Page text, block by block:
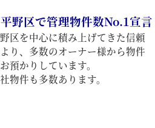
野区で管理物件数No.1宣言
区を中心に積み上げてきた信頼
り、多数のオーナー様から物件
預かりしています。
物件も多数あります。